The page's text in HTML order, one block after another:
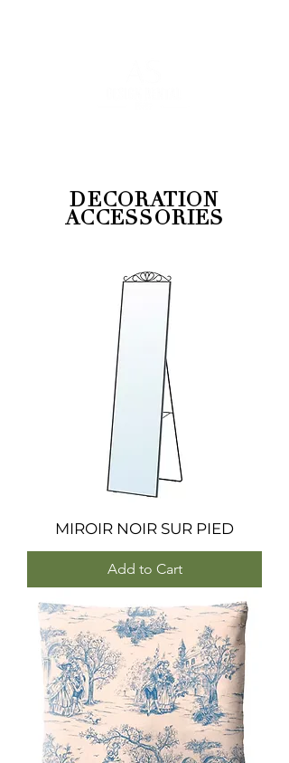
DECORATION
ACCESSORIES
MIROIR NOIR SUR PIED
Add to Cart